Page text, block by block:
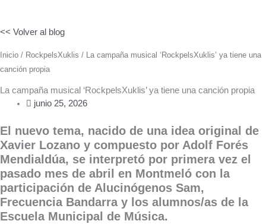
<< Volver al blog
Inicio / RockpelsXuklis / La campaña musical ‘RockpelsXuklis’ ya tiene una
canción propia
La campaña musical ‘RockpelsXuklis’ ya tiene una canción propia
junio 25, 2026
El nuevo tema, nacido de una idea original de
Xavier Lozano y compuesto por Adolf Forés
Mendialdúa, se interpretó por primera vez el
pasado mes de abril en Montmeló con la
participación de Alucinógenos Sam,
Frecuencia Bandarra y los alumnos/as de la
Escuela Municipal de Música.